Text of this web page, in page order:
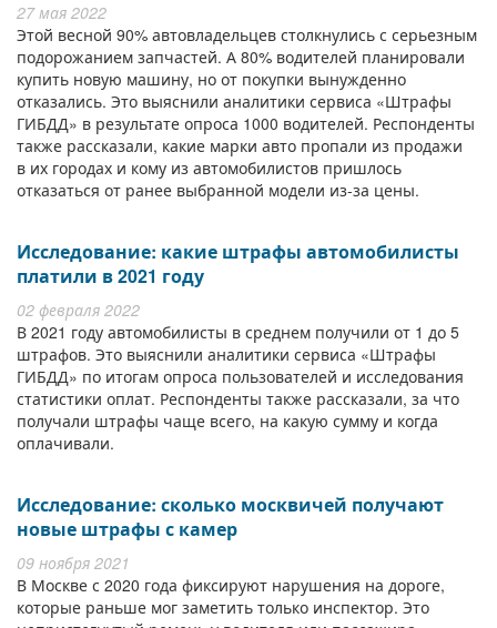
27 мая 2022
Этой весной 90% автовладельцев столкнулись с серьезным
подорожанием запчастей. А 80% водителей планировали
купить новую машину, но от покупки вынужденно
отказались. Это выяснили аналитики сервиса «Штрафы
ГИБДД» в результате опроса 1000 водителей. Респонденты
также рассказали, какие марки авто пропали из продажи
в их городах и кому из автомобилистов пришлось
отказаться от ранее выбранной модели из-за цены.
Исследование: какие штрафы автомобилисты
платили в 2021 году
02 февраля 2022
В 2021 году автомобилисты в среднем получили от 1 до 5
штрафов. Это выяснили аналитики сервиса «Штрафы
ГИБДД» по итогам опроса пользователей и исследования
статистики оплат. Респонденты также рассказали, за что
получали штрафы чаще всего, на какую сумму и когда
оплачивали.
Исследование: сколько москвичей получают
новые штрафы с камер
09 ноября 2021
В Москве с 2020 года фиксируют нарушения на дороге,
которые раньше мог заметить только инспектор. Это